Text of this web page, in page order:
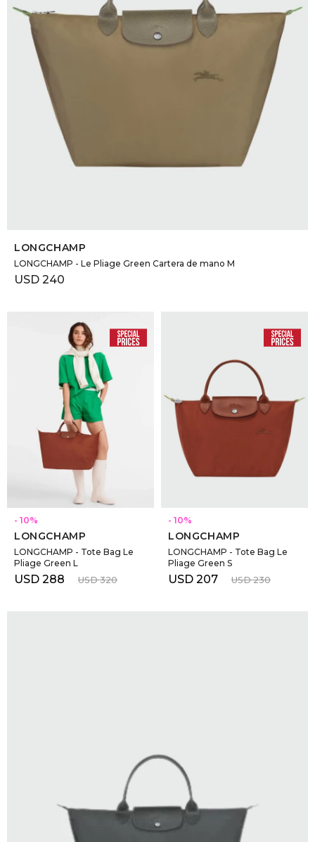
LONGCHAMP
LONGCHAMP - Le Pliage Green Cartera de mano M
USD 240
SELECCIONAR TALLE
10
LONGCHAMP
LONGCHAMP - Tote Bag Le
Pliage Green L
USD 288 USD 320
10
LONGCHAMP
LONGCHAMP - Tote Bag Le
Pliage Green S
USD 207 USD 230